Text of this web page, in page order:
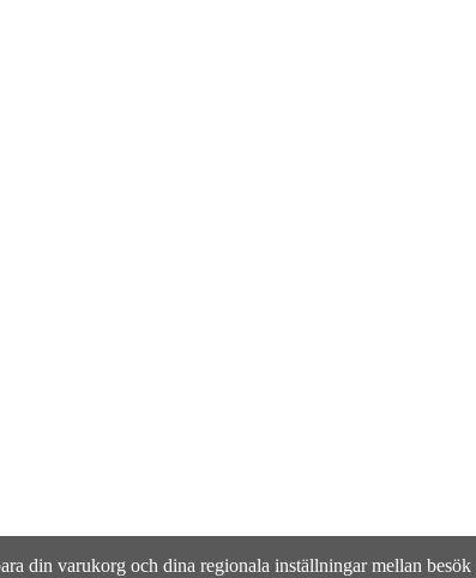
din varukorg och dina regionala inställningar mellan besök